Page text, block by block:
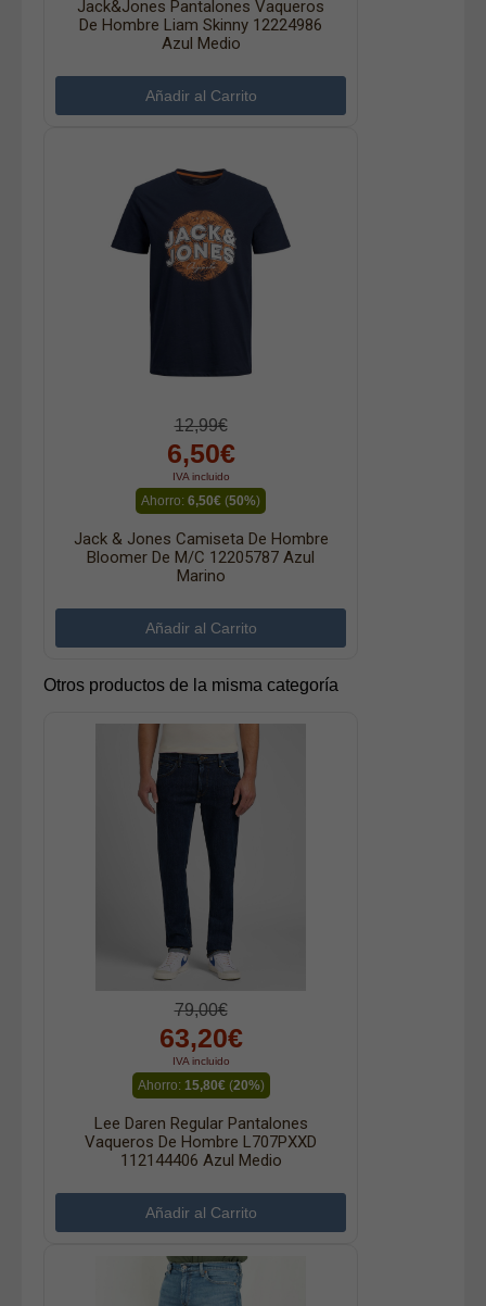
Jack&Jones Pantalones Vaqueros
De Hombre Liam Skinny 12224986
Azul Medio
12,99€
6,50€
IVA incluido
Ahorro: 6,50€ (50%)
Jack & Jones Camiseta De Hombre
Bloomer De M/c 12205787 Azul
Marino
Otros productos de la misma categoría
79,00€
63,20€
IVA incluido
Ahorro: 15,80€(20%)
Lee Daren Regular Pantalones
Vaqueros De Hombre L707PXXD
112144406 Azul Medio